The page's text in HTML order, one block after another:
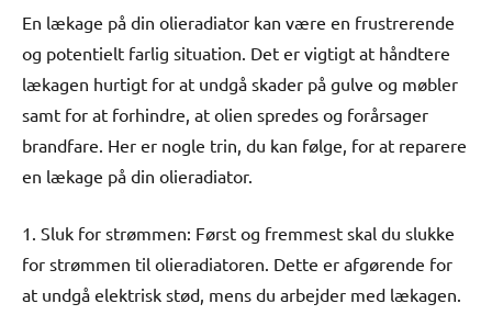
En lækage på din olieradiator kan være en frustrerende
og potentielt farlig situation. Det er vigtigt at håndtere
lækagen hurtigt for at undgå skader på gulve og møbler
samt for at forhindre, at olien spredes og forårsager
brandfare. Her er nogle trin, du kan følge, for at reparere
en lækage på din olieradiator.
1. Sluk for strømmen: Først og fremmest skal du slukke
for strømmen til olieradiatoren. Dette er afgørende for
at undgå elektrisk stød, mens du arbejder med lækagen.